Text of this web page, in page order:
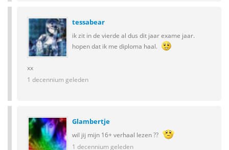
tessabear
ik zit in de vierde al dus dit jaar exame jaar.
hopen dat ik me diploma haal.
xx
1 decennium geleden
Glambertje
wil jij mijn 16+ verhaal lezen ??
1 decennium geleden